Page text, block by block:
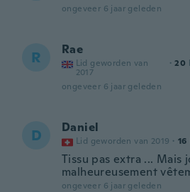
ongeveer 6 jaar geleden
R Rae
Lid geworden van
2017
· 20
ongeveer 6 jaar geleden
D Daniel
Lid geworden van 2019 · 16
Tissu pas extra ... Mais
malheureusement
ongeveer 6 jaar geleden